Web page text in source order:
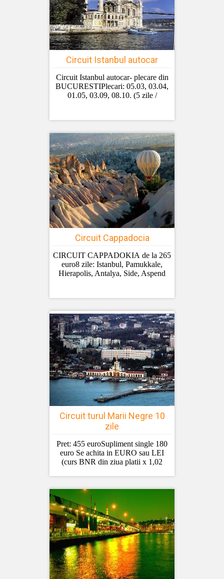
Circuit Istanbul autocar
Circuit Istanbul autocar- plecare din
BUCURESTIPlecari: 05.03, 03.04,
01.05, 03.09, 08.10. (5 zile /
Circuit Cappadocia
CIRCUIT CAPPADOKIA de la 265
euro8 zile: Istanbul, Pamukkale,
Hierapolis, Antalya, Side, Aspend
Circuit turul Marii Negre 10
zile
Pret: 455 euroSupliment single 180
euro Se achita in EURO sau LEI
(curs BNR din ziua platii x 1,02